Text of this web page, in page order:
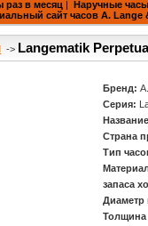
раз в месяц | Наручные
сайт часов A. Lange
-> Langematik
Бренд:
Серия:
Страна
Тип
запаса
Диаметр